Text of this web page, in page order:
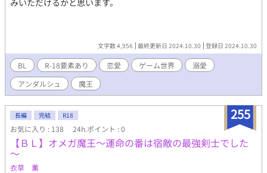
みいただけるかと思います。
文字数 4,956 最終更新日 2024.10.30 登録日 2024.10.30
BL R-18要素あり 恋愛 ゲーム世界
溺愛
アンダルシュ
魔王
255
長編 完結 R18
お気に入り : 138 24h.ポイント : 0
【ＢＬ】オメガ魔王～運命の番は宿敵の最強剣士でした
～
衣草 薫